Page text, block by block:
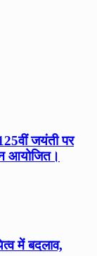
जयंती पर
आयोजित।
में बदलाव,